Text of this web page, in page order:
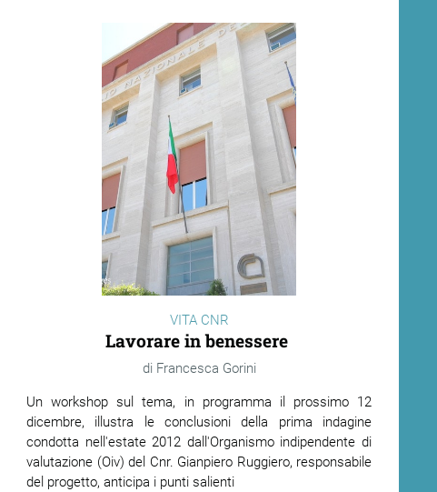
VITA CNR
Lavorare in benessere
Francesca Gorini
Un workshop sul tema, in programma il prossimo 12
dicembre, illustra le conclusioni della prima indagine
condotta nell'estate 2012 dall'Organismo indipendente di
valutazione (Oiv) del Cnr. Gianpiero Ruggiero, responsabile
del progetto, anticipa i punti salienti